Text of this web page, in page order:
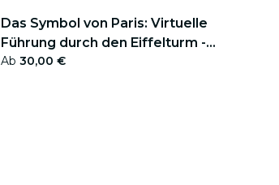
Das Symbol von Paris: Virtuelle
Führung durch den Eiffelturm -
Geschenkgutschein
Ab 30,00 €